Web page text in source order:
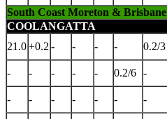
South Coast Moreton & Brisbane
COOLANGATTA
21.0+0.2 - - - - 0.2/3
- - - - - 0.2/6 -
- - - - - - -